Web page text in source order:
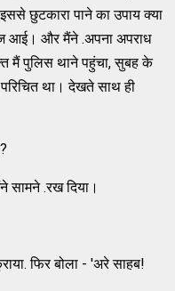
छुटकारा पाने का उपाय क्या
आई। और मैंने .अपना अपराध
मैं पुलिस थाने पहुंचा, सुबह के
था। देखते साथ ही
सामने .रख दिया।
फिर बोला - 'अरे साहब!